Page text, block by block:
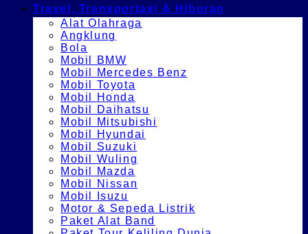
Travel, Transportasi & Hiburan
Alat Olahraga
Angklung
Bola
Mobil BMW
Mobil Mercedes Benz
Mobil Toyota
Mobil Honda
Mobil Daihatsu
Mobil Mitsubishi
Mobil Hyundai
Mobil Suzuki
Mobil Wuling
Mobil Mazda
Mobil Nissan
Mobil Isuzu
Motor & Sepeda Listrik
Paket Alat Band